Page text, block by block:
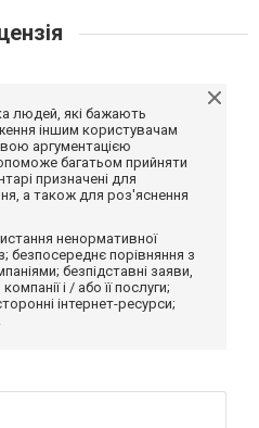
людей, які бажають
іншим користувачам
аргументацією
багатьом прийняти
призначені для
а також для роз'яснення
ненормативної
безпосереднє порівняння з
безпідставні заяви,
і / або її послуги;
інтернет-ресурси;